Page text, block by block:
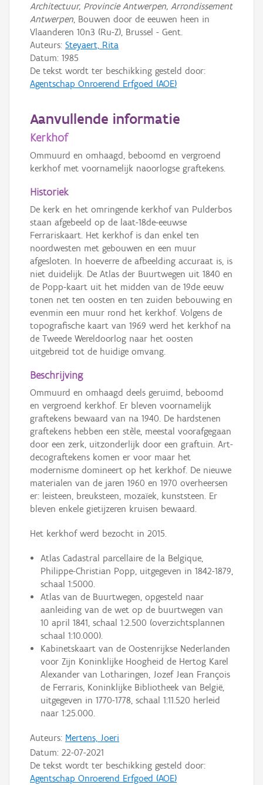
Architectuur, Provincie Antwerpen, Arrondissement
Antwerpen, Bouwen door de eeuwen heen in
Vlaanderen 10n3 (Ru-Z), Brussel - Gent.
Auteurs: Steyaert, Rita
Datum: 1985
De tekst wordt ter beschikking gesteld door:
Agentschap Onroerend Erfgoed (AOE)
Aanvullende informatie
Kerkhof
Ommuurd en omhaagd, beboomd en vergroend
kerkhof met voornamelijk naoorlogse graftekens.
Historiek
De kerk en het omringende kerkhof van Pulderbos
staan afgebeeld op de laat-18de-eeuwse
Ferrariskaart. Het kerkhof is dan enkel ten
noordwesten met gebouwen en een muur
afgesloten. In hoeverre de afbeelding accuraat is, is
niet duidelijk. De Atlas der Buurtwegen uit 1840 en
de Popp-kaart uit het midden van de 19de eeuw
tonen net ten oosten en ten zuiden bebouwing en
evenmin een muur rond het kerkhof. Volgens de
topografische kaart van 1969 werd het kerkhof na
de Tweede Wereldoorlog naar het oosten
uitgebreid tot de huidige omvang.
Beschrijving
Ommuurd en omhaagd deels geruimd, beboomd
en vergroend kerkhof. Er bleven voornamelijk
graftekens bewaard van na 1940. De hardstenen
graftekens hebben een stèle, meestal voorafgegaan
door een zerk, uitzonderlijk door een graftuin. Art-
decograftekens komen er voor maar het
modernisme domineert op het kerkhof. De nieuwe
materialen van de jaren 1960 en 1970 overheersen
er: leisteen, breuksteen, mozaïek, kunststeen. Er
bleven enkele gietijzeren kruisen bewaard.
Het kerkhof werd bezocht in 2015.
Atlas Cadastral parcellaire de la Belgique,
Philippe-Christian Popp, uitgegeven in 1842-1879,
schaal 1:5000.
Atlas van de Buurtwegen, opgesteld naar
aanleiding van de wet op de buurtwegen van
10 april 1841, schaal 1:2.500 (overzichtsplannen
schaal 1:10.000).
Kabinetskaart van de Oostenrijkse Nederlanden
voor Zijn Koninklijke Hoogheid de Hertog Karel
Alexander van Lotharingen, Jozef Jean François
de Ferraris, Koninklijke Bibliotheek van België,
uitgegeven in 1770-1778, schaal 1:11.520 herleid
naar 1:25.000.
Auteurs: Mertens, Joeri
Datum: 22-07-2021
De tekst wordt ter beschikking gesteld door:
Agentschap Onroerend Erfgoed (AOE)